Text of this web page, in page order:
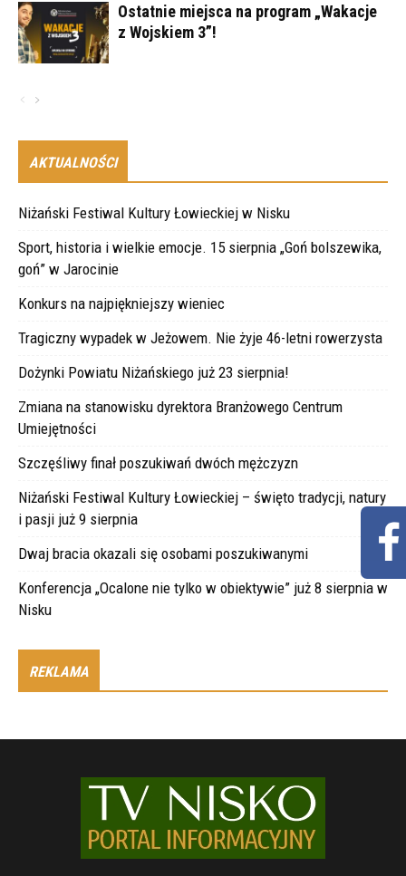
Ostatnie miejsca na program „Wakacje
z Wojskiem 3”!
AKTUALNOŚCI
Niżański Festiwal Kultury Łowieckiej w Nisku
Sport, historia i wielkie emocje. 15 sierpnia „Goń bolszewika,
goń” w Jarocinie
Konkurs na najpiękniejszy wieniec
Tragiczny wypadek w Jeżowem. Nie żyje 46-letni rowerzysta
Dożynki Powiatu Niżańskiego już 23 sierpnia!
Zmiana na stanowisku dyrektora Branżowego Centrum
Umiejętności
Szczęśliwy finał poszukiwań dwóch mężczyzn
Niżański Festiwal Kultury Łowieckiej – święto tradycji, natury
i pasji już 9 sierpnia
Dwaj bracia okazali się osobami poszukiwanymi
Konferencja „Ocalone nie tylko w obiektywie” już 8 sierpnia w
Nisku
REKLAMA